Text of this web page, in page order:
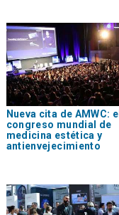
Nueva cita de AMWC: el
congreso mundial de
medicina estética y
antienvejecimiento